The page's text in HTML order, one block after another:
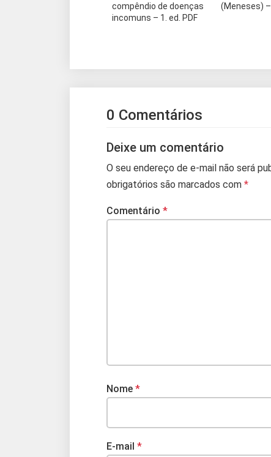
compêndio de doenças
incomuns – 1. ed. PDF
(Meneses) –
0 Comentários
Deixe um comentário
O seu endereço de e-mail não será
obrigatórios são marcados com *
Comentário *
Nome *
E-mail *